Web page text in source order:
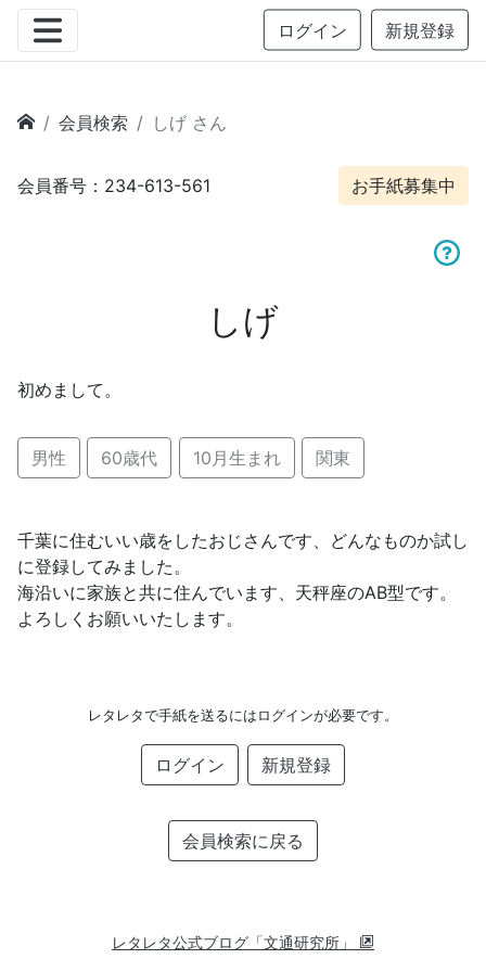
ログイン 新規登録
会員検索 しげ さん
会員番号：234-613-561 お手紙募集中
しげ
初めまして。
男性 60歳代 10月生まれ 関東
千葉に住むいい歳をしたおじさんです、どんなものか試し
に登録してみました。
海沿いに家族と共に住んでいます、天秤座のAB型です。
よろしくお願いいたします。
レタレタで手紙を送るにはログインが必要です。
ログイン 新規登録
会員検索に戻る
レタレタ公式ブログ「文通研究所」